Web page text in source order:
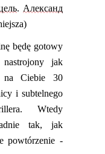
. Александ
będę gotowy
jak
na Ciebie 30
i subtelnego
Wtedy
tak, jak
powtórzenie -